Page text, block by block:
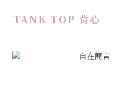
TANK TOP 背心